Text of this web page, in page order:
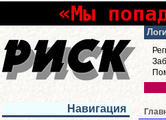
«Мы
Навигация